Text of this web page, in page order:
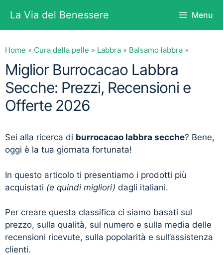
contenuto
La Via del Benessere Menu
Home » Cura della pelle » Labbra » Balsamo labbra »
Miglior Burrocacao Labbra
Secche: Prezzi, Recensioni e
Offerte 2026
Sei alla ricerca di burrocacao labbra secche? Bene,
oggi è la tua giornata fortunata!
In questo articolo ti presentiamo i prodotti più
acquistati (e quindi migliori) dagli italiani.
Per creare questa classifica ci siamo basati sul
prezzo, sulla qualità, sul numero e sulla media delle
recensioni ricevute, sulla popolarità e sull’assistenza
clienti.